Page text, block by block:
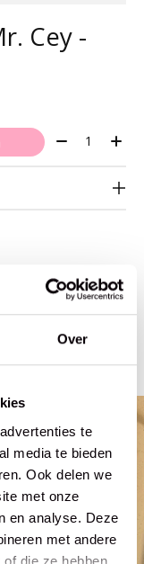
Over
te
media te bieden
Ook delen we
met onze
en analyse. Deze
met andere
die ze hebben
Cey -
Aantal: